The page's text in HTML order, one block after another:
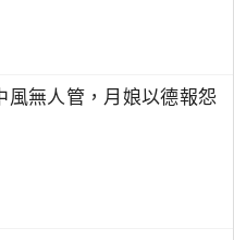
風無人管，月娘以德報怨